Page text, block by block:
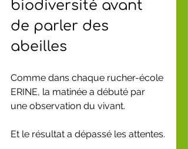
biodiversité avant
de parler des
abeilles
Comme dans chaque rucher-école
ERINE, la matinée a débuté par
une observation du vivant.
Et le résultat a dépassé les attentes.